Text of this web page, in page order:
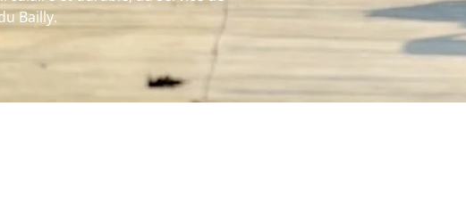
Bailly.